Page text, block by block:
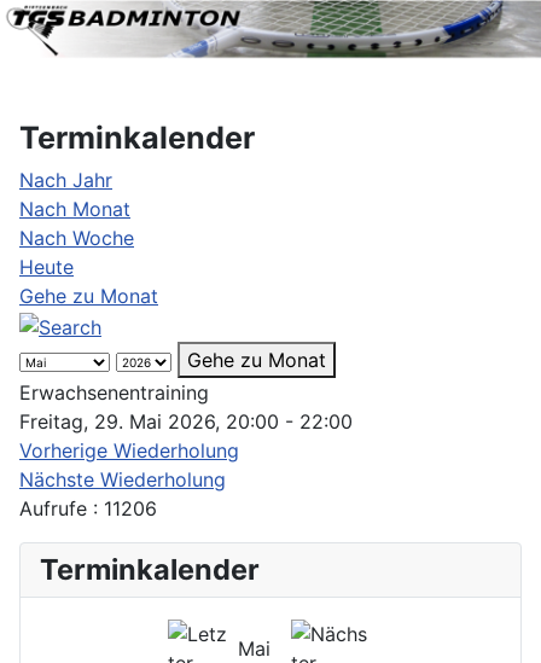
Terminkalender
Nach Jahr
Nach Monat
Nach Woche
Heute
Gehe zu Monat
Gehe zu Monat
Erwachsenentraining
Freitag, 29. Mai 2026, 20:00 - 22:00
Vorherige Wiederholung
Nächste Wiederholung
Aufrufe : 11206
Terminkalender
Mai